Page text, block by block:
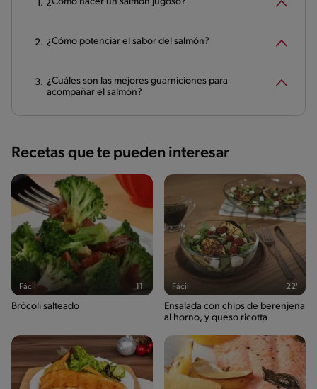
¿Cómo potenciar el sabor del salmón?
¿Cuáles son las mejores guarniciones para
acompañar el salmón?
Recetas que te pueden interesar
Fácil 11'
Brócoli salteado
Fácil 22'
Ensalada con chips de berenjena
al horno, y queso ricotta